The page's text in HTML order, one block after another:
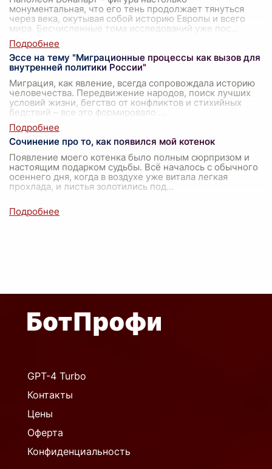
монументальная, что его тень продолжает тянуться
через века, окутывая собой историю Европы и всего
мира. Бесчисленные тома исследований уже пос
Эссе на тему "Миграционные процессы как вызов для
внутренней политики России"
Миграция, как явление, всегда сопровождала историю
человечества. Передвижение народов, поиск лучших
условий жизни, бегство от конфликтов и стихийных
бедствий – все это формировало
Сочинение про то, как появился мой котенок
Появление моего котенка было полным сюрпризом и
настоящим подарком судьбы. Всё началось с обычного
осеннего дня, когда в воздухе уже витала легкая
прохлада, и листья золотились под...
GPT-4 Turbo
Контакты
Цены
Оферта
Конфиденциальность